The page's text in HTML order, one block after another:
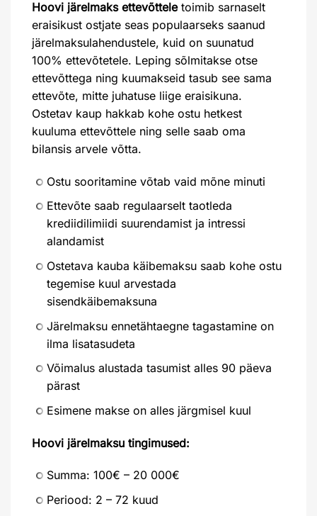
Hoovi järelmaks ettevõtteletoimib sarnaselt
eraisikust ostjate seas populaarseks saanud
järelmaksulahendustele, kuid on suunatud
100% ettevõtetele. Leping sõlmitakse otse
ettevõttega ning kuumakseid tasub see sama
ettevõte, mitte juhatuse liige eraisikuna.
Ostetav kaup hakkab kohe ostu hetkest
kuuluma ettevõttele ning selle saab oma
bilansis arvele võtta.
Ostu sooritamine võtab vaid mõne minuti
Ettevõte saab regulaarselt taotleda
krediidilimiidi suurendamist ja intressi
alandamist
Ostetava kauba käibemaksu saab kohe ostu
tegemise kuul arvestada
sisendkäibemaksuna
Järelmaksu ennetähtaegne tagastamine on
ilma lisatasudeta
Võimalus alustada tasumist alles 90 päeva
pärast
Esimene makse on alles järgmisel kuul
Hoovi järelmaksu tingimused:
Summa: 100€ – 20 000€
Periood: 2 – 72 kuud